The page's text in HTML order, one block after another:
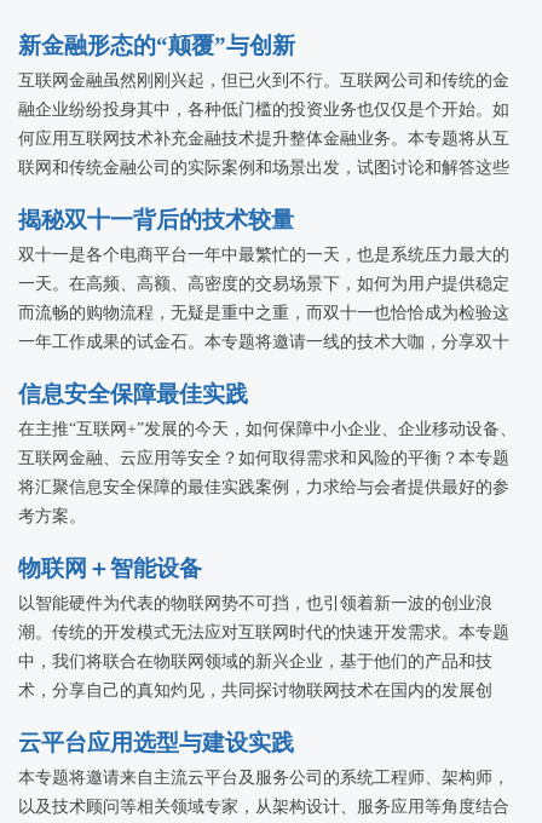
新金融形态的“颠覆”与创新
互联网金融虽然刚刚兴起，但已火到不行。互联网公司和传统的金
融企业纷纷投身其中，各种低门槛的投资业务也仅仅是个开始。如
何应用互联网技术补充金融技术提升整体金融业务。本专题将从互
联网和传统金融公司的实际案例和场景出发，试图讨论和解答这些
揭秘双十一背后的技术较量
双十一是各个电商平台一年中最繁忙的一天，也是系统压力最大的
一天。在高频、高额、高密度的交易场景下，如何为用户提供稳定
而流畅的购物流程，无疑是重中之重，而双十一也恰恰成为检验这
一年工作成果的试金石。本专题将邀请一线的技术大咖，分享双十
信息安全保障最佳实践
在主推“互联网+”发展的今天，如何保障中小企业、企业移动设备、
互联网金融、云应用等安全？如何取得需求和风险的平衡？本专题
将汇聚信息安全保障的最佳实践案例，力求给与会者提供最好的参
考方案。
物联网＋智能设备
以智能硬件为代表的物联网势不可挡，也引领着新一波的创业浪
潮。传统的开发模式无法应对互联网时代的快速开发需求。本专题
中，我们将联合在物联网领域的新兴企业，基于他们的产品和技
术，分享自己的真知灼见，共同探讨物联网技术在国内的发展创
云平台应用选型与建设实践
本专题将邀请来自主流云平台及服务公司的系统工程师、架构师，
以及技术顾问等相关领域专家，从架构设计、服务应用等角度结合